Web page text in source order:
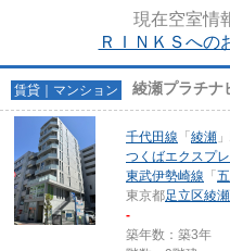
現在空室情
ＲＩＮＫＳへの
賃貸｜マンション 綾瀬プラチナ
千代田線 「 綾瀬
つくばエクスプ
東武伊勢崎線 「
東京都足立区綾瀬
-
築年数：築3年